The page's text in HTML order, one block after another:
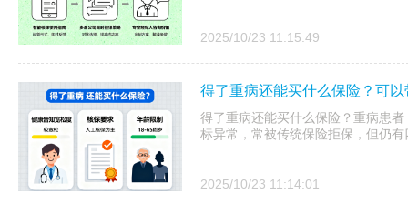
2025/10/23 11:15:49
得了重病还能买什么保险？可
得了重病还能买什么保险？重病患
标异常，常被传统保险拒保，但仍
2025/10/23 11:14:01